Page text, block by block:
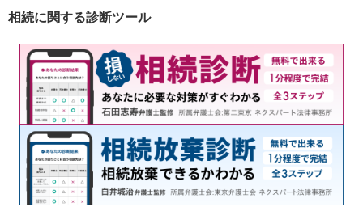
用特約の利用可【夜間・休日
面談可】
相続に関する診断ツール